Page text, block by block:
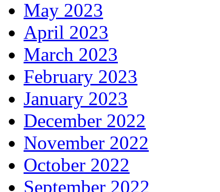
May 2023
April 2023
March 2023
February 2023
January 2023
December 2022
November 2022
October 2022
September 2022